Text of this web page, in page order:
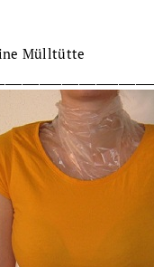
Mülltütte